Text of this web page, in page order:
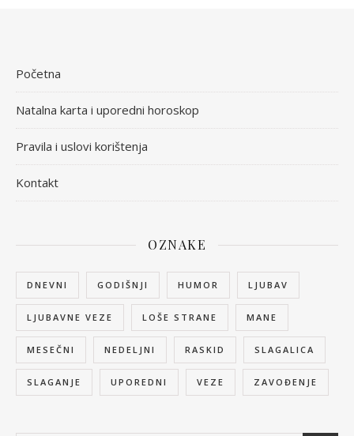
Početna
Natalna karta i uporedni horoskop
Pravila i uslovi korištenja
Kontakt
OZNAKE
DNEVNI GODIŠNJI HUMOR LJUBAV
LJUBAVNE VEZE LOŠE STRANE MANE
MESEČNI NEDELJNI RASKID SLAGALICA
SLAGANJE UPOREDNI VEZE ZAVOĐENJE